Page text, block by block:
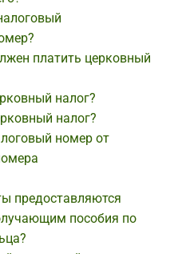
платить церковный
налог?
налог?
номер от
предоставляются
пособия по